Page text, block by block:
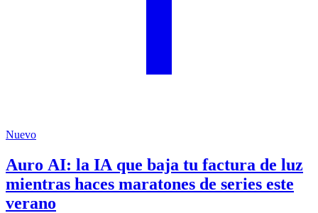
Nuevo
Auro AI: la IA que baja tu factura de luz
mientras haces maratones de series este
verano